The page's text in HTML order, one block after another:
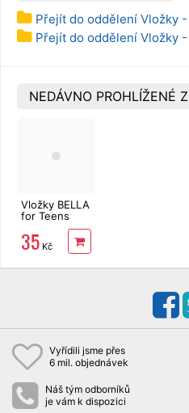
Přejít do oddělení Vložky
Přejít do oddělení Vložky
NEDÁVNO PROHLÍŽENÉ
Vložky BELLA
for Teens
Relax 10 ks
35 Kč
Vyřídili jsme přes
6 mil. objednávek
Náš tým odborníků
je vám k dispozici